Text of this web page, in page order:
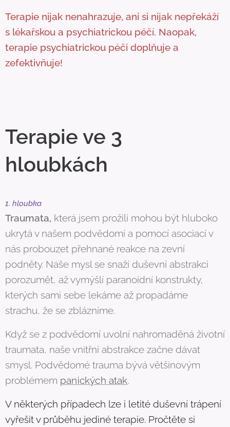
Terapie nijak nenahrazuje, ani si nijak nepřekáží
s lékařskou a psychiatrickou péčí. Naopak,
terapie psychiatrickou péči doplňuje a
zefektivňuje!
Terapie ve 3
hloubkách
1. hloubka
Traumata, která jsem prožili mohou být hluboko
ukrytá v našem podvědomí a pomocí asociací v
nás probouzet přehnané reakce na zevní
podněty. Naše mysl se snaží duševní abstrakci
porozumět, až vymýšlí paranoidní konstrukty,
kterých sami sebe lekáme až propadáme
strachu, že se zblázníme.
Když se z podvědomí uvolní nahromaděná životní
traumata, naše vnitřní abstrakce začne dávat
smysl. Podvědomé trauma bývá většinovým
problémem panických atak.
V některých případech lze i letité duševní trápení
vyřešit v průběhu jediné terapie. Pročtěte si